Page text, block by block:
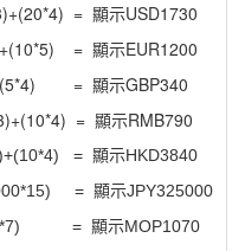
= 顯示USD1730
= 顯示EUR1200
= 顯示GBP340
= 顯示RMB790
= 顯示HKD3840
= 顯示JPY325000
= 顯示MOP1070